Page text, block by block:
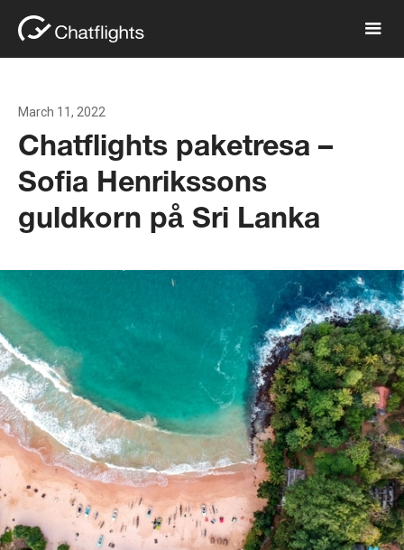
March 11, 2022
Chatflights paketresa –
Sofia Henrikssons
guldkorn på Sri Lanka